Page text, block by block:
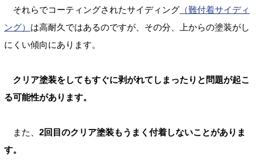
それらでコーティングされたサイディング （難付着サイディ
ング） は高耐久ではあるのですが、その分、上からの塗装がし
にくい傾向にあります。
クリア塗装をしてもすぐに剥がれてしまったりと問題が起こ
る可能性があります。
また、 2回目のクリア塗装もうまく付着しないことがありま
す。